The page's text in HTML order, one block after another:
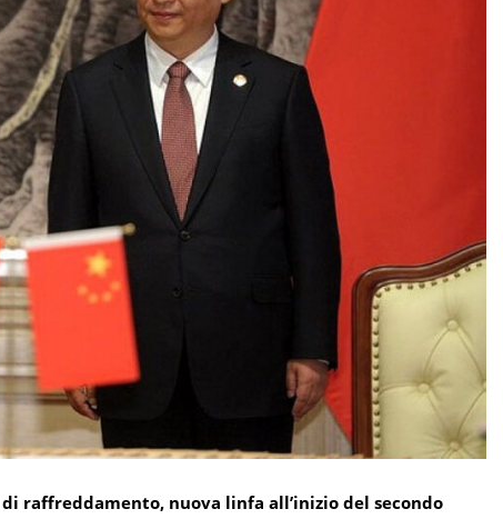
raffreddamento, nuova linfa all’inizio del secondo